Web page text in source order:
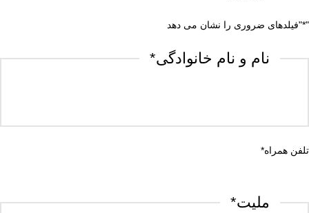
"
*"فیلدهای ضروری را نشان می دهد
نام و نام خانوادگی*
تلفن همراه*
ملیت*